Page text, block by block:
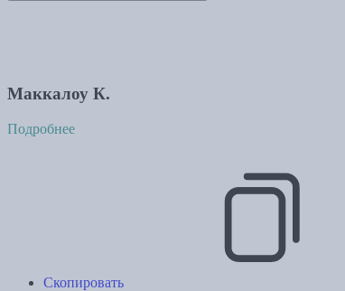
Маккалоу К.
Подробнее
Скопировать